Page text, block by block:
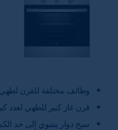
وظائف مختلفة للفرن لطهي
فرن غاز كبير للطهي لعدد
سيخ دوار يشوي إلى حد